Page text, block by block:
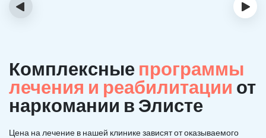
‹ ›
Комплексные программы
лечения и реабилитации от
наркомании в Элисте
Цена на лечение в нашей клинике зависят от оказываемого